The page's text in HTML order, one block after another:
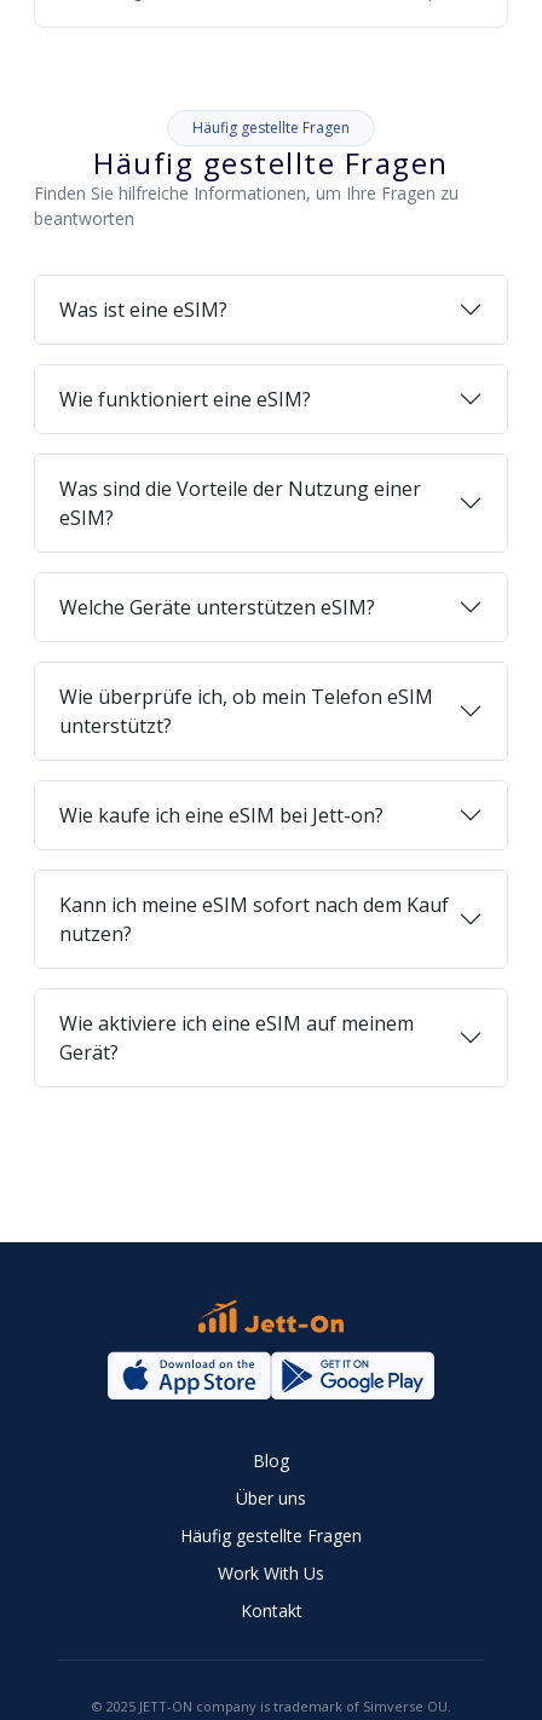
Häufig gestellte Fragen
Häufig gestellte Fragen
Finden Sie hilfreiche Informationen, um Ihre Fragen zu
beantworten
Was ist eine eSIM?
Wie funktioniert eine eSIM?
Was sind die Vorteile der Nutzung einer
eSIM?
Welche Geräte unterstützen eSIM?
Wie überprüfe ich, ob mein Telefon eSIM
unterstützt?
Wie kaufe ich eine eSIM bei Jett-on?
Kann ich meine eSIM sofort nach dem Kauf
nutzen?
Wie aktiviere ich eine eSIM auf meinem
Gerät?
Blog
Über uns
Häufig gestellte Fragen
Work With Us
Kontakt
© 2025 JETT-ON company is trademark of Simverse OU.